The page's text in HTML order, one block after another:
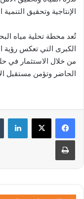
الإنتاجية وتحقيق التنمية
تُعد محطة تحلية مياه
الكبرى التي تعكس رؤية
من خلال الاستثمار في
الحاضر وتؤمن مستقبل
طباعة